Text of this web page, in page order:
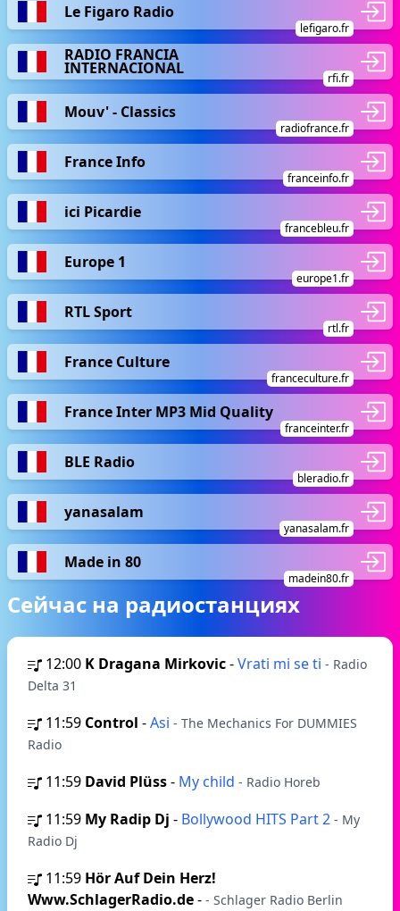
Le Figaro Radio
lefigaro.fr
RADIO FRANCIA
INTERNACIONAL
rfi.fr
Mouv' - Classics
radiofrance.fr
France Info
franceinfo.fr
ici Picardie
francebleu.fr
Europe 1
europe1.fr
RTL Sport
rtl.fr
France Culture
franceculture.fr
France Inter MP3 Mid Quality
franceinter.fr
BLE Radio
bleradio.fr
yanasalam
yanasalam.fr
Made in 80
madein80.fr
Сейчас на радиостанциях
12:00 K Dragana Mirkovic-Vrati mi se ti - Radio
Delta 31
11:59 Control -Asi - The Mechanics For DUMMIES
Radio
11:59 David Plüss- My child - Radio Horeb
11:59 My Radip Dj - Bollywood HITS Part 2 - My
Radio Dj
11:59 Hör Auf Dein Herz!
Www.SchlagerRadio.de- - Schlager Radio Berlin